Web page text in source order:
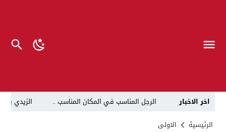
اخر الاخبار الرجل المناسب في المكان المناسب ..
الزيدي
الرئيسية الاولى